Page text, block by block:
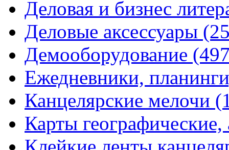
Деловая и бизнес
Деловые аксессуары
Демооборудование
Ежедневники,
Канцелярские мелочи
Карты